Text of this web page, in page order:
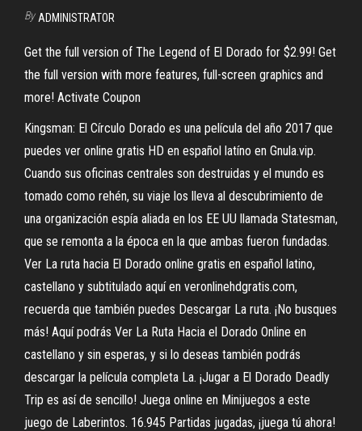
By ADMINISTRATOR
Get the full version of The Legend of El Dorado for $2.99! Get
the full version with more features, full-screen graphics and
more! Activate Coupon
Kingsman: El Círculo Dorado es una película del año 2017 que
puedes ver online gratis HD en español latíno en Gnula.vip.
Cuando sus oficinas centrales son destruidas y el mundo es
tomado como rehén, su viaje los lleva al descubrimiento de
una organización espía aliada en los EE UU llamada Statesman,
que se remonta a la época en la que ambas fueron fundadas.
Ver La ruta hacia El Dorado online gratis en español latino,
castellano y subtitulado aquí en veronlinehdgratis.com,
recuerda que también puedes Descargar La ruta. ¡No busques
más! Aquí podrás Ver La Ruta Hacia el Dorado Online en
castellano y sin esperas, y si lo deseas también podrás
descargar la película completa La. ¡Jugar a El Dorado Deadly
Trip es así de sencillo! Juega online en Minijuegos a este
juego de Laberintos. 16.945 Partidas jugadas, ¡juega tú ahora!